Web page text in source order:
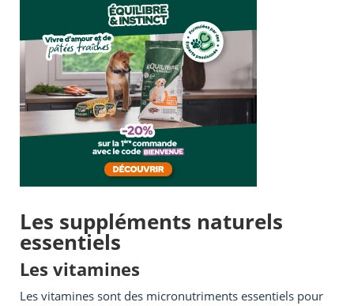
Les suppléments naturels
essentiels
Les vitamines
Les vitamines sont des micronutriments essentiels pour